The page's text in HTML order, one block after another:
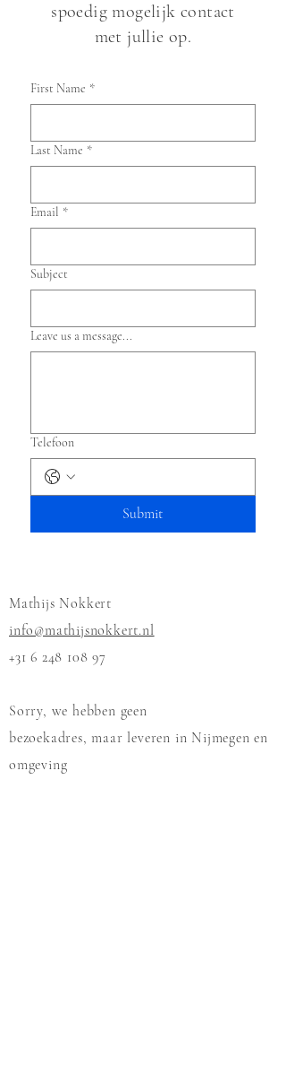
spoedig mogelijk contact
met jullie op.
First Name *
Last Name *
Email *
Subject
Leave us a message...
Telefoon
Submit
Mathijs Nokkert
info@mathijsnokkert.nl
+31 6 248 108 97
Sorry, we hebben geen
bezoekadres, maar leveren in Nijmegen en
omgeving